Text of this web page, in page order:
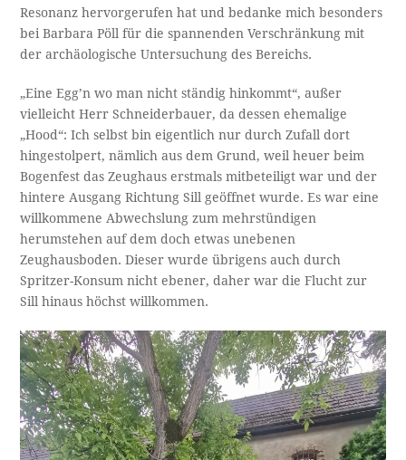
Resonanz hervorgerufen hat und bedanke mich besonders
bei Barbara Pöll für die spannenden Verschränkung mit
der archäologische Untersuchung des Bereichs.
„Eine Egg’n wo man nicht ständig hinkommt“, außer
vielleicht Herr Schneiderbauer, da dessen ehemalige
„Hood“: Ich selbst bin eigentlich nur durch Zufall dort
hingestolpert, nämlich aus dem Grund, weil heuer beim
Bogenfest das Zeughaus erstmals mitbeteiligt war und der
hintere Ausgang Richtung Sill geöffnet wurde. Es war eine
willkommene Abwechslung zum mehrstündigen
herumstehen auf dem doch etwas unebenen
Zeughausboden. Dieser wurde übrigens auch durch
Spritzer-Konsum nicht ebener, daher war die Flucht zur
Sill hinaus höchst willkommen.